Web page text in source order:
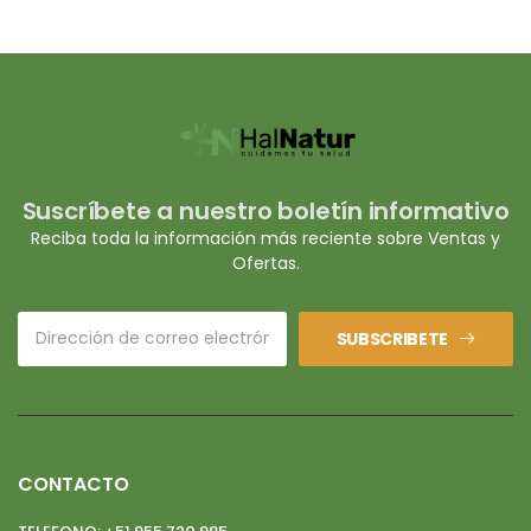
Suscríbete a nuestro boletín informativo
Reciba toda la información más reciente sobre Ventas y
Ofertas.
SUBSCRIBETE
CONTACTO